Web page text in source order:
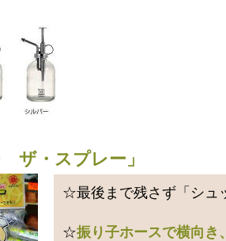
ザ・スプレー 」
☆最後まで残さず「シュ
☆振り子ホースで横向き